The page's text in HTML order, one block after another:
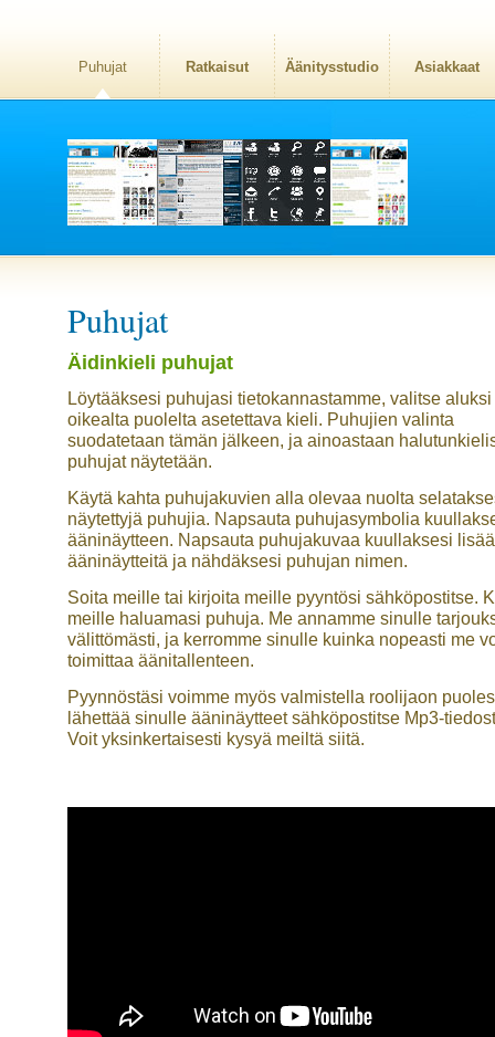
Puhujat Ratkaisut Äänitysstudio Asiakkaat
Puhujat
Äidinkieli puhujat
Löytääksesi puhujasi tietokannastamme, valitse aluksi
oikealta puolelta asetettava kieli. Puhujien valinta
suodatetaan tämän jälkeen, ja ainoastaan
puhujat näytetään.
Käytä kahta puhujakuvien alla olevaa nuolta
näytettyjä puhujia. Napsauta puhujasymbolia
ääninäytteen. Napsauta puhujakuvaa kuullaksesi lisää
ääninäytteitä ja nähdäksesi puhujan nimen.
Soita meille tai kirjoita meille pyyntösi sähköpostitse.
meille haluamasi puhuja. Me annamme sinulle
välittömästi, ja kerromme sinulle kuinka nopeasti me
toimittaa äänitallenteen.
Pyynnöstäsi voimme myös valmistella roolijaon
lähettää sinulle ääninäytteet sähköpostitse Mp3-
Voit yksinkertaisesti kysyä meiltä siitä.